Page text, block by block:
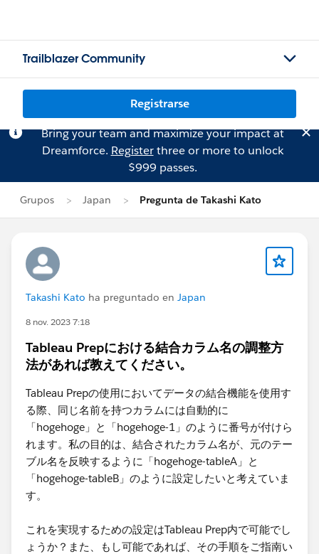
Trailblazer Community
Registrarse
Bring your team and maximize your impact at
Dreamforce. Registerthree or more to unlock
$999 passes.
Grupos Japan Pregunta de Takashi Kato
Takashi Kato ha preguntado en Japan
8 nov. 2023 7:18
Tableau Prepにおける結合カラム名の調整方
法があれば教えてください。
Tableau Prepの使用においてデータの結合機能を使用す
る際、同じ名前を持つカラムには自動的に
「hogehoge」と「hogehoge-1」のように番号が付けら
れます。私の目的は、結合されたカラム名が、元のテー
ブル名を反映するように「hogehoge-tableA」と
「hogehoge-tableB」のように設定したいと考えていま
す。
これを実現するための設定はTableau Prep内で可能でし
ょうか？また、もし可能であれば、その手順をご指南い